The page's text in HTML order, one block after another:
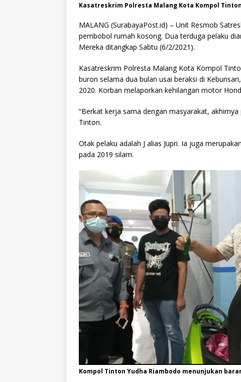
Kasatreskrim Polresta Malang Kota Kompol
MALANG (SurabayaPost.id) – Unit Resmob
pembobol rumah kosong. Dua terduga pelaku
Mereka ditangkap Sabtu (6/2/2021).
Kasatreskrim Polresta Malang Kota Kompol
buron selama dua bulan usai beraksi di
2020. Korban melaporkan kehilangan motor
“Berkat kerja sama dengan masyarakat,
Tinton.
Otak pelaku adalah J alias Jupri. Ia juga
pada 2019 silam.
Kompol Tinton Yudha Riambodo menunjukan